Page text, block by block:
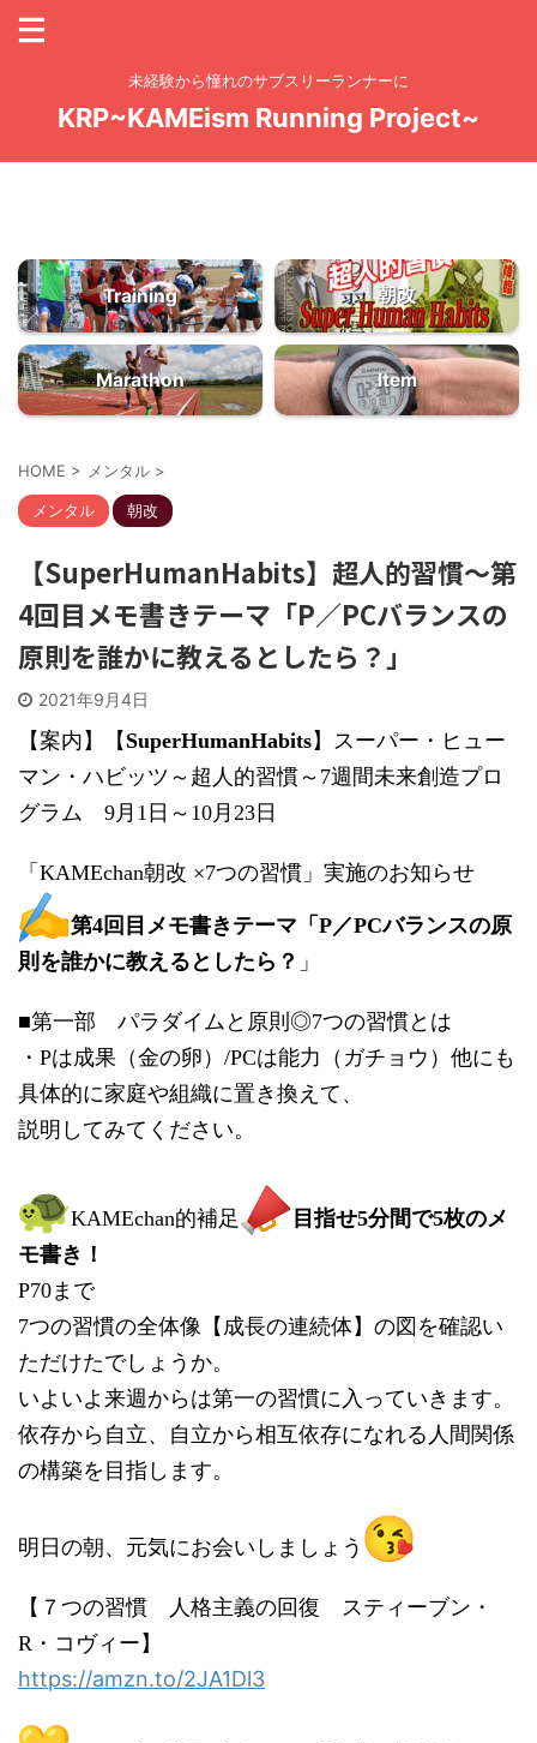
未経験から憧れのサブスリーランナーに
KRP~KAMEism Running Project~
Training 朝改
Marathon Item
HOME > メンタル >
メンタル 朝改
【SuperHumanHabits】超人的習慣～第
4回目メモ書きテーマ「P／PCバランスの
原則を誰かに教えるとしたら？」
2021年9月4日
【案内】【 SuperHumanHabits】スーパー・ヒュー
マン・ハビッツ～超人的習慣～7週間未来創造プロ
グラム 9月1日～10月23日
「KAMEchan朝改 ×7つの習慣」実施のお知らせ
第4回目メモ書きテーマ「P／PCバランスの原
則を誰かに教えるとしたら？ 」
■第一部 パラダイムと原則◎7つの習慣とは
・Pは成果（金の卵）/PCは能力（ガチョウ）他にも
具体的に家庭や組織に置き換えて、
説明してみてください。
KAMEchan的補足
目指せ5分間で5枚のメ
モ書き！
P70まで
7つの習慣の全体像【成長の連続体】の図を確認い
ただけたでしょうか。
いよいよ来週からは第一の習慣に入っていきます。
依存から自立、自立から相互依存になれる人間関係
の構築を目指します。
明日の朝、元気にお会いしましょう
【７つの習慣 人格主義の回復 スティーブン・
R・コヴィー】
https://amzn.to/2JA1Dl3